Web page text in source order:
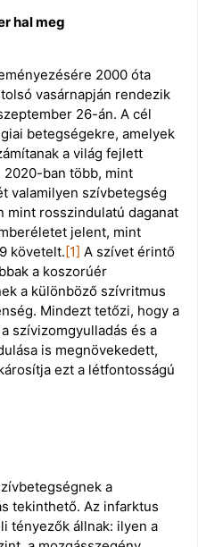
hal meg
2000 óta
vasárnapján rendezik
26-án. A cél
betegségekre, amelyek
a világ fejlett
2020-ban több, mint
valamilyen szívbetegség
mint rosszindulatú daganat
jelent, mint
követelt.[1] A szívet érintő
a koszorúér
a különböző szívritmus
Mindezt tetőzi, hogy a
szívizomgyulladás és a
is megnövekedett,
ezt a létfontosságú
a
tekinthető. Az infarktus
tényezők állnak: ilyen a